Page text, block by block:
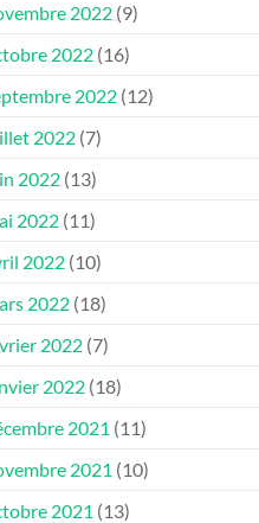
2022 (9)
2022 (16)
2022 (12)
2022 (7)
2022 (13)
2022 (11)
2022 (10)
2022 (18)
2022 (7)
2022 (18)
2021 (11)
2021 (10)
2021 (13)